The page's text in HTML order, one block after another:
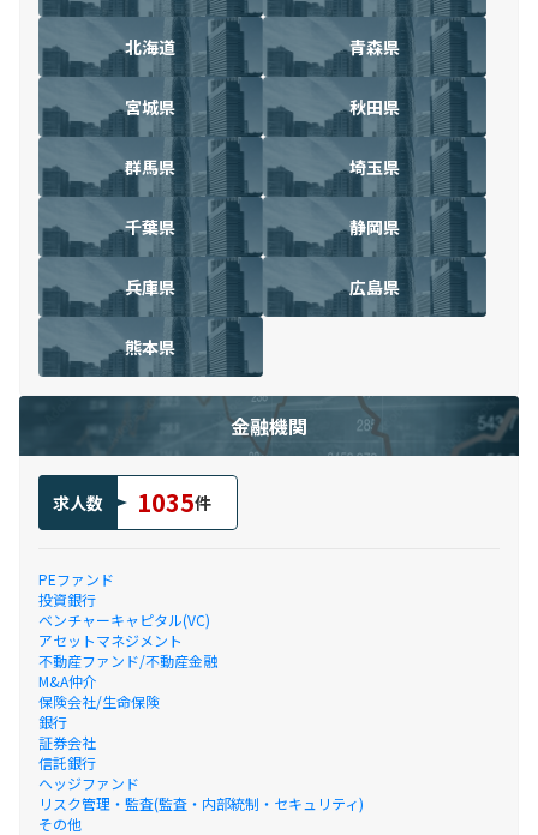
北海道 青森県
宮城県 秋田県
群馬県 埼玉県
千葉県 静岡県
兵庫県 広島県
熊本県
金融機関
求人数 1035件
PEファンド
投資銀行
ベンチャーキャピタル(VC)
アセットマネジメント
不動産ファンド/不動産金融
M&A仲介
保険会社/生命保険
銀行
証券会社
信託銀行
ヘッジファンド
リスク管理・監査(監査・内部統制・セキュリティ)
その他